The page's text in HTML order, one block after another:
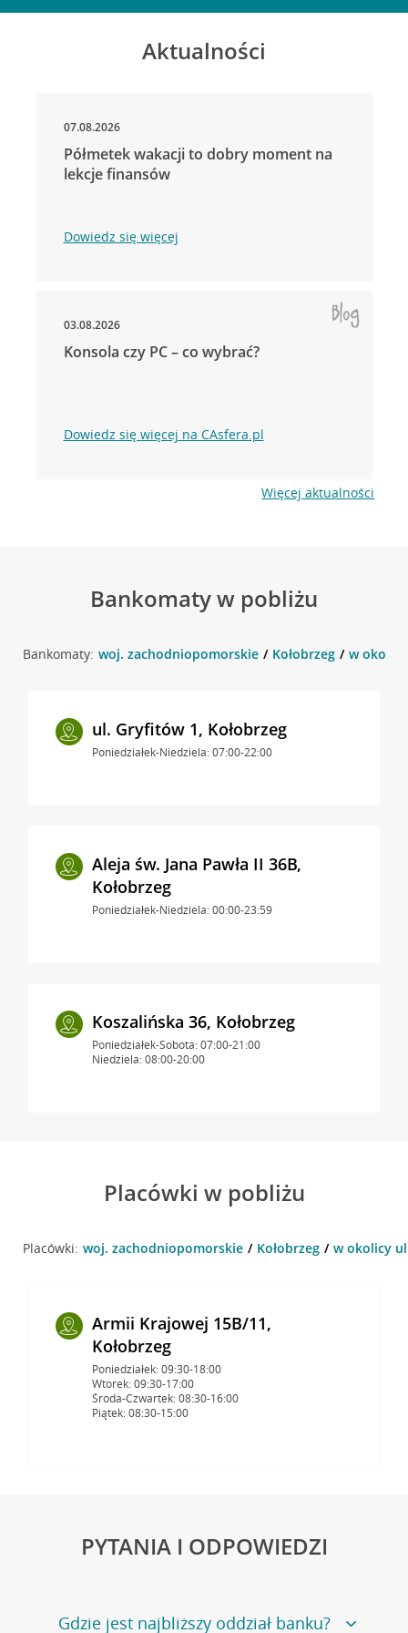
Aktualności
07.08.2026
Półmetek wakacji to dobry moment na
lekcje finansów
Dowiedz się więcej
03.08.2026
Konsola czy PC – co wybrać?
Dowiedz się więcej na CAsfera.pl
Więcej aktualności
Bankomaty w pobliżu
Bankomaty: woj. zachodniopomorskie Kołobrzeg w okolicy
ul. Gryfitów 1, Kołobrzeg
Poniedziałek-Niedziela: 07:00-22:00
Aleja św. Jana Pawła II 36B,
Kołobrzeg
Poniedziałek-Niedziela: 00:00-23:59
Koszalińska 36, Kołobrzeg
Poniedziałek-Sobota: 07:00-21:00
Niedziela: 08:00-20:00
Placówki w pobliżu
Placówki: woj. zachodniopomorskie Kołobrzeg w okolicy
Armii Krajowej 15B/11,
Kołobrzeg
Poniedziałek: 09:30-18:00
Wtorek: 09:30-17:00
Środa-Czwartek: 08:30-16:00
Piątek: 08:30-15:00
PYTANIA I ODPOWIEDZI
Gdzie jest najbliższy oddział banku?